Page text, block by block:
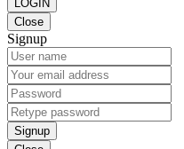
LOGIN
Close
Signup
Signup